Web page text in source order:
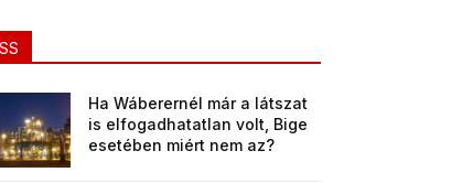
Ha Wáberernél már a látszat
is elfogadhatatlan volt, Bige
esetében miért nem az?